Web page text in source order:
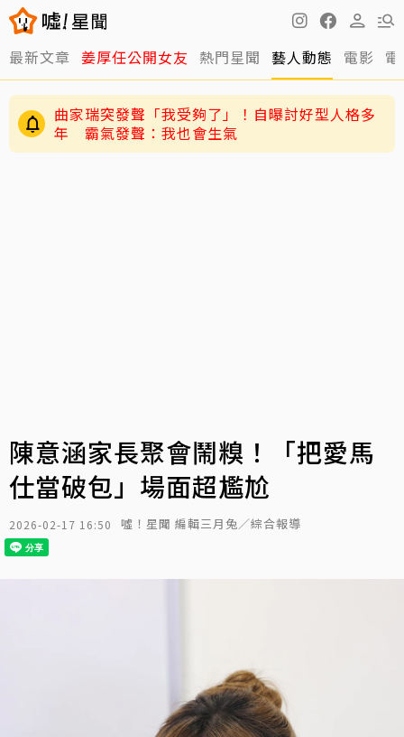
最新文章 姜厚任公開女友 熱門星聞 藝人動態 電影
曲家瑞突發聲「我受夠了」！自曝討好型人格多
年 霸氣發聲：我也會生氣
陳意涵家長聚會鬧糗！「把愛馬
仕當破包」場面超尷尬
2026-02-17 16:50 噓！星聞 編輯三月兔／綜合報導